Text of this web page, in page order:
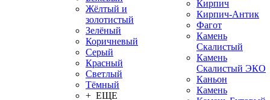
Жёлтый и
золотистый
Зелёный
Коричневый
Серый
Красный
Светлый
Тёмный
+ ЕЩЕ
Кирпич
Кирпич-Антик
Фагот
Камень
Скалистый
Камень
Скалистый ЭКО
Каньон
Камень